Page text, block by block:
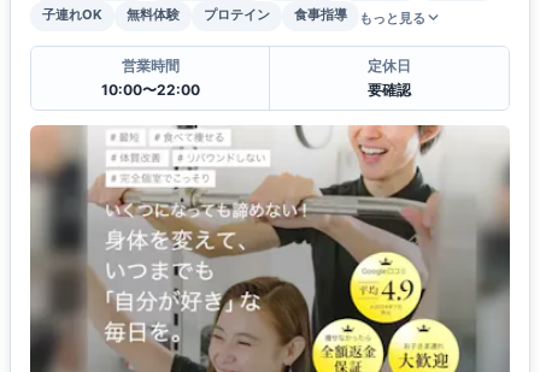
子連れOK
無料体験 プロテイン 食事指導 もっと見る
営業時間
10:00〜22:00
定休日
要確認